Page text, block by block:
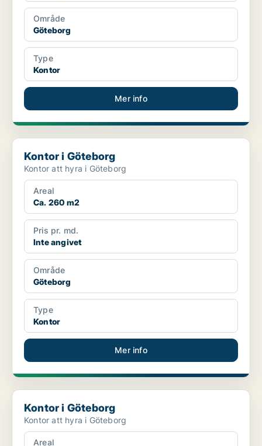
Område
Göteborg
Type
Kontor
Mer info
Kontor i Göteborg
Kontor i Göteborg
Kontor att hyra i Göteborg
Areal
Ca. 260 m2
Pris pr. md.
Inte angivet
Område
Göteborg
Type
Kontor
Mer info
Kontor i Göteborg
Kontor i Göteborg
Kontor att hyra i Göteborg
Areal